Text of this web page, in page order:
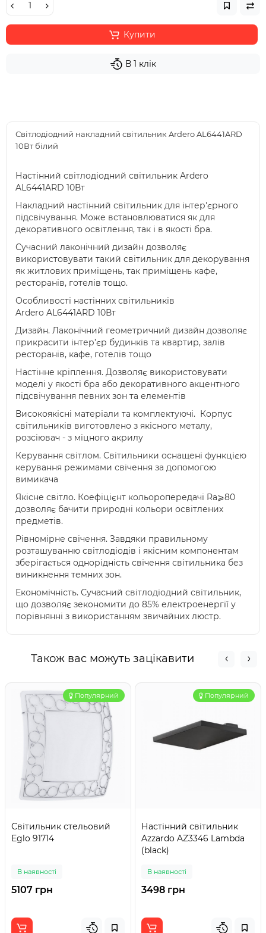
Купити
В 1 клік
Світлодіодний накладний світильник Ardero AL6441ARD
10Вт білий
Настінний світлодіодний світильник Ardero
AL6441ARD 10Вт
Накладний настінний світильник для інтер'єрного
підсвічування. Може встановлюватися як для
декоративного освітлення, так і в якості бра.
Сучасний лаконічний дизайн дозволяє
використовувати такий світильник для декорування
як житлових приміщень, так приміщень кафе,
ресторанів, готелів тощо.
Особливості настінних світильників
Ardero AL6441ARD 10Вт
Дизайн. Лаконічний геометричний дизайн дозволяє
прикрасити інтер’єр будинків та квартир, залів
ресторанів, кафе, готелів тощо
Настінне кріплення. Дозволяє використовувати
моделі у якості бра або декоративного акцентного
підсвічування певних зон та елементів
Високоякісні матеріали та комплектуючі. Корпус
світильників виготовлено з якісного металу,
розсіювач - з міцного акрилу
Керування світлом. Світильники оснащені функцією
керування режимами свічення за допомогою
вимикача
Якісне світло. Коефіцієнт кольоропередачі Ra⩾80
дозволяє бачити природні кольори освітлених
предметів.
Рівномірне свічення. Завдяки правильному
розташуванню світлодіодів і якісним компонентам
зберігається однорідність свічення світильника без
виникнення темних зон.
Економічність. Сучасний світлодіодний світильник,
що дозволяє зекономити до 85% електроенергії у
порівнянні з використанням звичайних люстр.
Також вас можуть зацікавити
Популярний
Світильник стельовий
Eglo 91714
В наявності
5107 грн
Популярний
Настінний світильник
Azzardo AZ3346 Lambda
(black)
В наявності
3498 грн